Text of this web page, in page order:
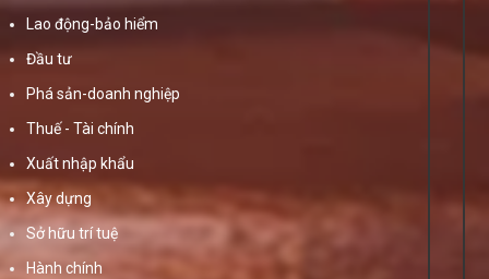
Lao động-bảo hiểm
Đầu tư
Phá sản-doanh nghiệp
Thuế - Tài chính
Xuất nhập khẩu
Xây dựng
Sở hữu trí tuệ
Hành chính